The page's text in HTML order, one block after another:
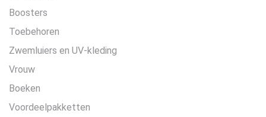
Boosters
Toebehoren
Zwemluiers en UV-kleding
Vrouw
Boeken
Voordeelpakketten